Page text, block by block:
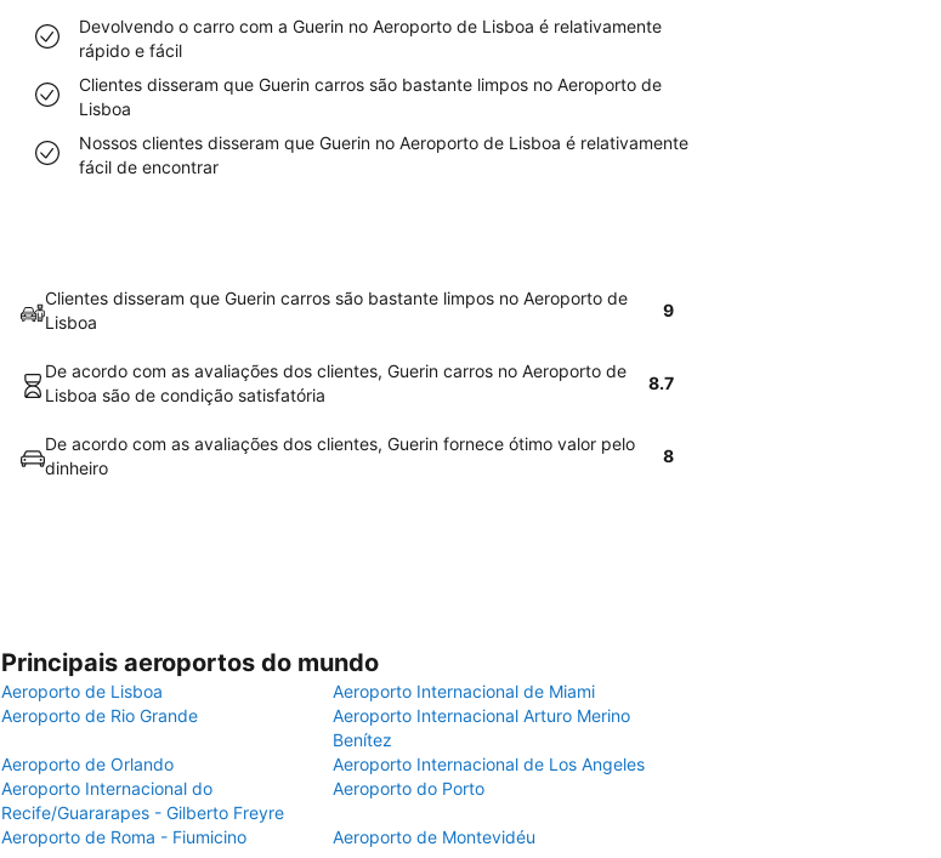
Devolvendo o carro com a Guerin no Aeroporto de Lisboa é relativamente
rápido e fácil
Clientes disseram que Guerin carros são bastante limpos no Aeroporto de
Lisboa
Nossos clientes disseram que Guerin no Aeroporto de Lisboa é relativamente
fácil de encontrar
Clientes disseram que Guerin carros são bastante limpos no Aeroporto de
Lisboa
9
De acordo com as avaliações dos clientes, Guerin carros no Aeroporto de
Lisboa são de condição satisfatória
8.7
De acordo com as avaliações dos clientes, Guerin fornece ótimo valor pelo
dinheiro
8
Principais aeroportos do mundo
Aeroporto de Lisboa
Aeroporto Internacional de Miami
Aeroporto de Rio Grande
Aeroporto Internacional Arturo Merino
Benítez
Aeroporto de Orlando
Aeroporto Internacional de Los Angeles
Aeroporto Internacional do
Recife/Guararapes - Gilberto Freyre
Aeroporto do Porto
Aeroporto de Roma - Fiumicino Aeroporto de Montevidéu